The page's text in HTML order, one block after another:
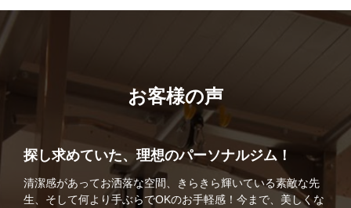
お客様の声
探し求めていた、理想のパーソナルジム！
清潔感があってお洒落な空間、きらきら輝いている素敵な先
生、そして何より手ぶらでOKのお手軽感！今まで、美しくな